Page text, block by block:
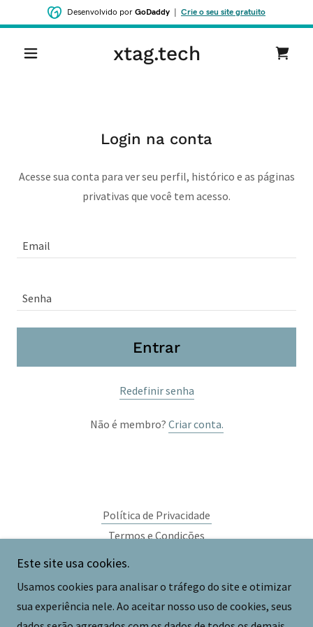
Desenvolvido por GoDaddy Crie o seu site gratuito
xtag.tech
Login na conta
Acesse sua conta para ver seu perfil, histórico e as páginas
privativas que você tem acesso.
Entrar
Redefinir senha
Não é membro? Criar conta.
Política de Privacidade
Termos e Condições
xtag.tech
Este site usa cookies.
Usamos cookies para analisar o tráfego do site e otimizar
sua experiência nele. Ao aceitar nosso uso de cookies, seus